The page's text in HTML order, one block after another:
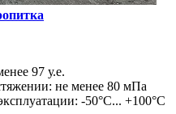
97 у.е.
не менее 80 мПа
-50°С... +100°С